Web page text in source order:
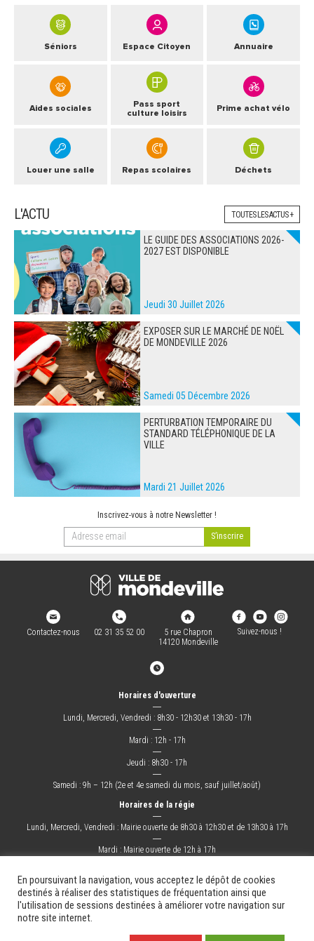
Séniors Espace Citoyen Annuaire
Aides sociales
Pass sport
culture loisirs
Prime achat vélo
Louer une salle Repas scolaires Déchets
L'ACTU TOUTES LES ACTUS +
LE GUIDE DES ASSOCIATIONS 2026-
2027 EST DISPONIBLE
Jeudi 30 Juillet 2026
EXPOSER SUR LE MARCHÉ DE NOËL
DE MONDEVILLE 2026
Samedi 05 Décembre 2026
PERTURBATION TEMPORAIRE DU
STANDARD TÉLÉPHONIQUE DE LA
VILLE
Mardi 21 Juillet 2026
Inscrivez-vous à notre Newsletter !
Contactez-nous 02 31 35 52 00
5 rue Chapron
14120 Mondeville
Suivez-nous !
Horaires d'ouverture
―
Lundi, Mercredi, Vendredi : 8h30 - 12h30 et 13h30 - 17h
―
Mardi : 12h - 17h
―
Jeudi : 8h30 - 17h
―
Samedi : 9h – 12h (2e et 4e samedi du mois, sauf juillet/août)
Horaires de la régie
―
Lundi, Mercredi, Vendredi : Mairie ouverte de 8h30 à 12h30 et de 13h30 à 17h
―
Mardi : Mairie ouverte de 12h à 17h
La Ville Mes démarches Grandir ! Sortir ! Changer !
Les docs.
Mentions légales
En poursuivant la navigation, vous acceptez le dépôt de cookies
destinés à réaliser des statistiques de fréquentation ainsi que
l'utilisation de sessions destinées à améliorer votre navigation sur
notre site internet.